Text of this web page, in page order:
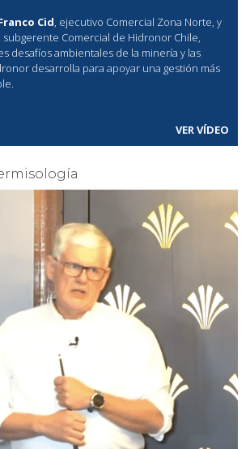
Cid, ejecutivo Comercial Zona Norte, y
, subgerente Comercial de Hidronor Chile,
desafíos ambientales de la minería y las
desarrolla para apoyar una gestión más
VER VÍDEO